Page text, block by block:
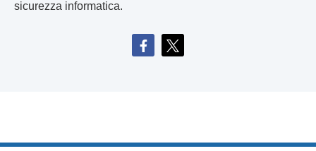
sicurezza informatica.